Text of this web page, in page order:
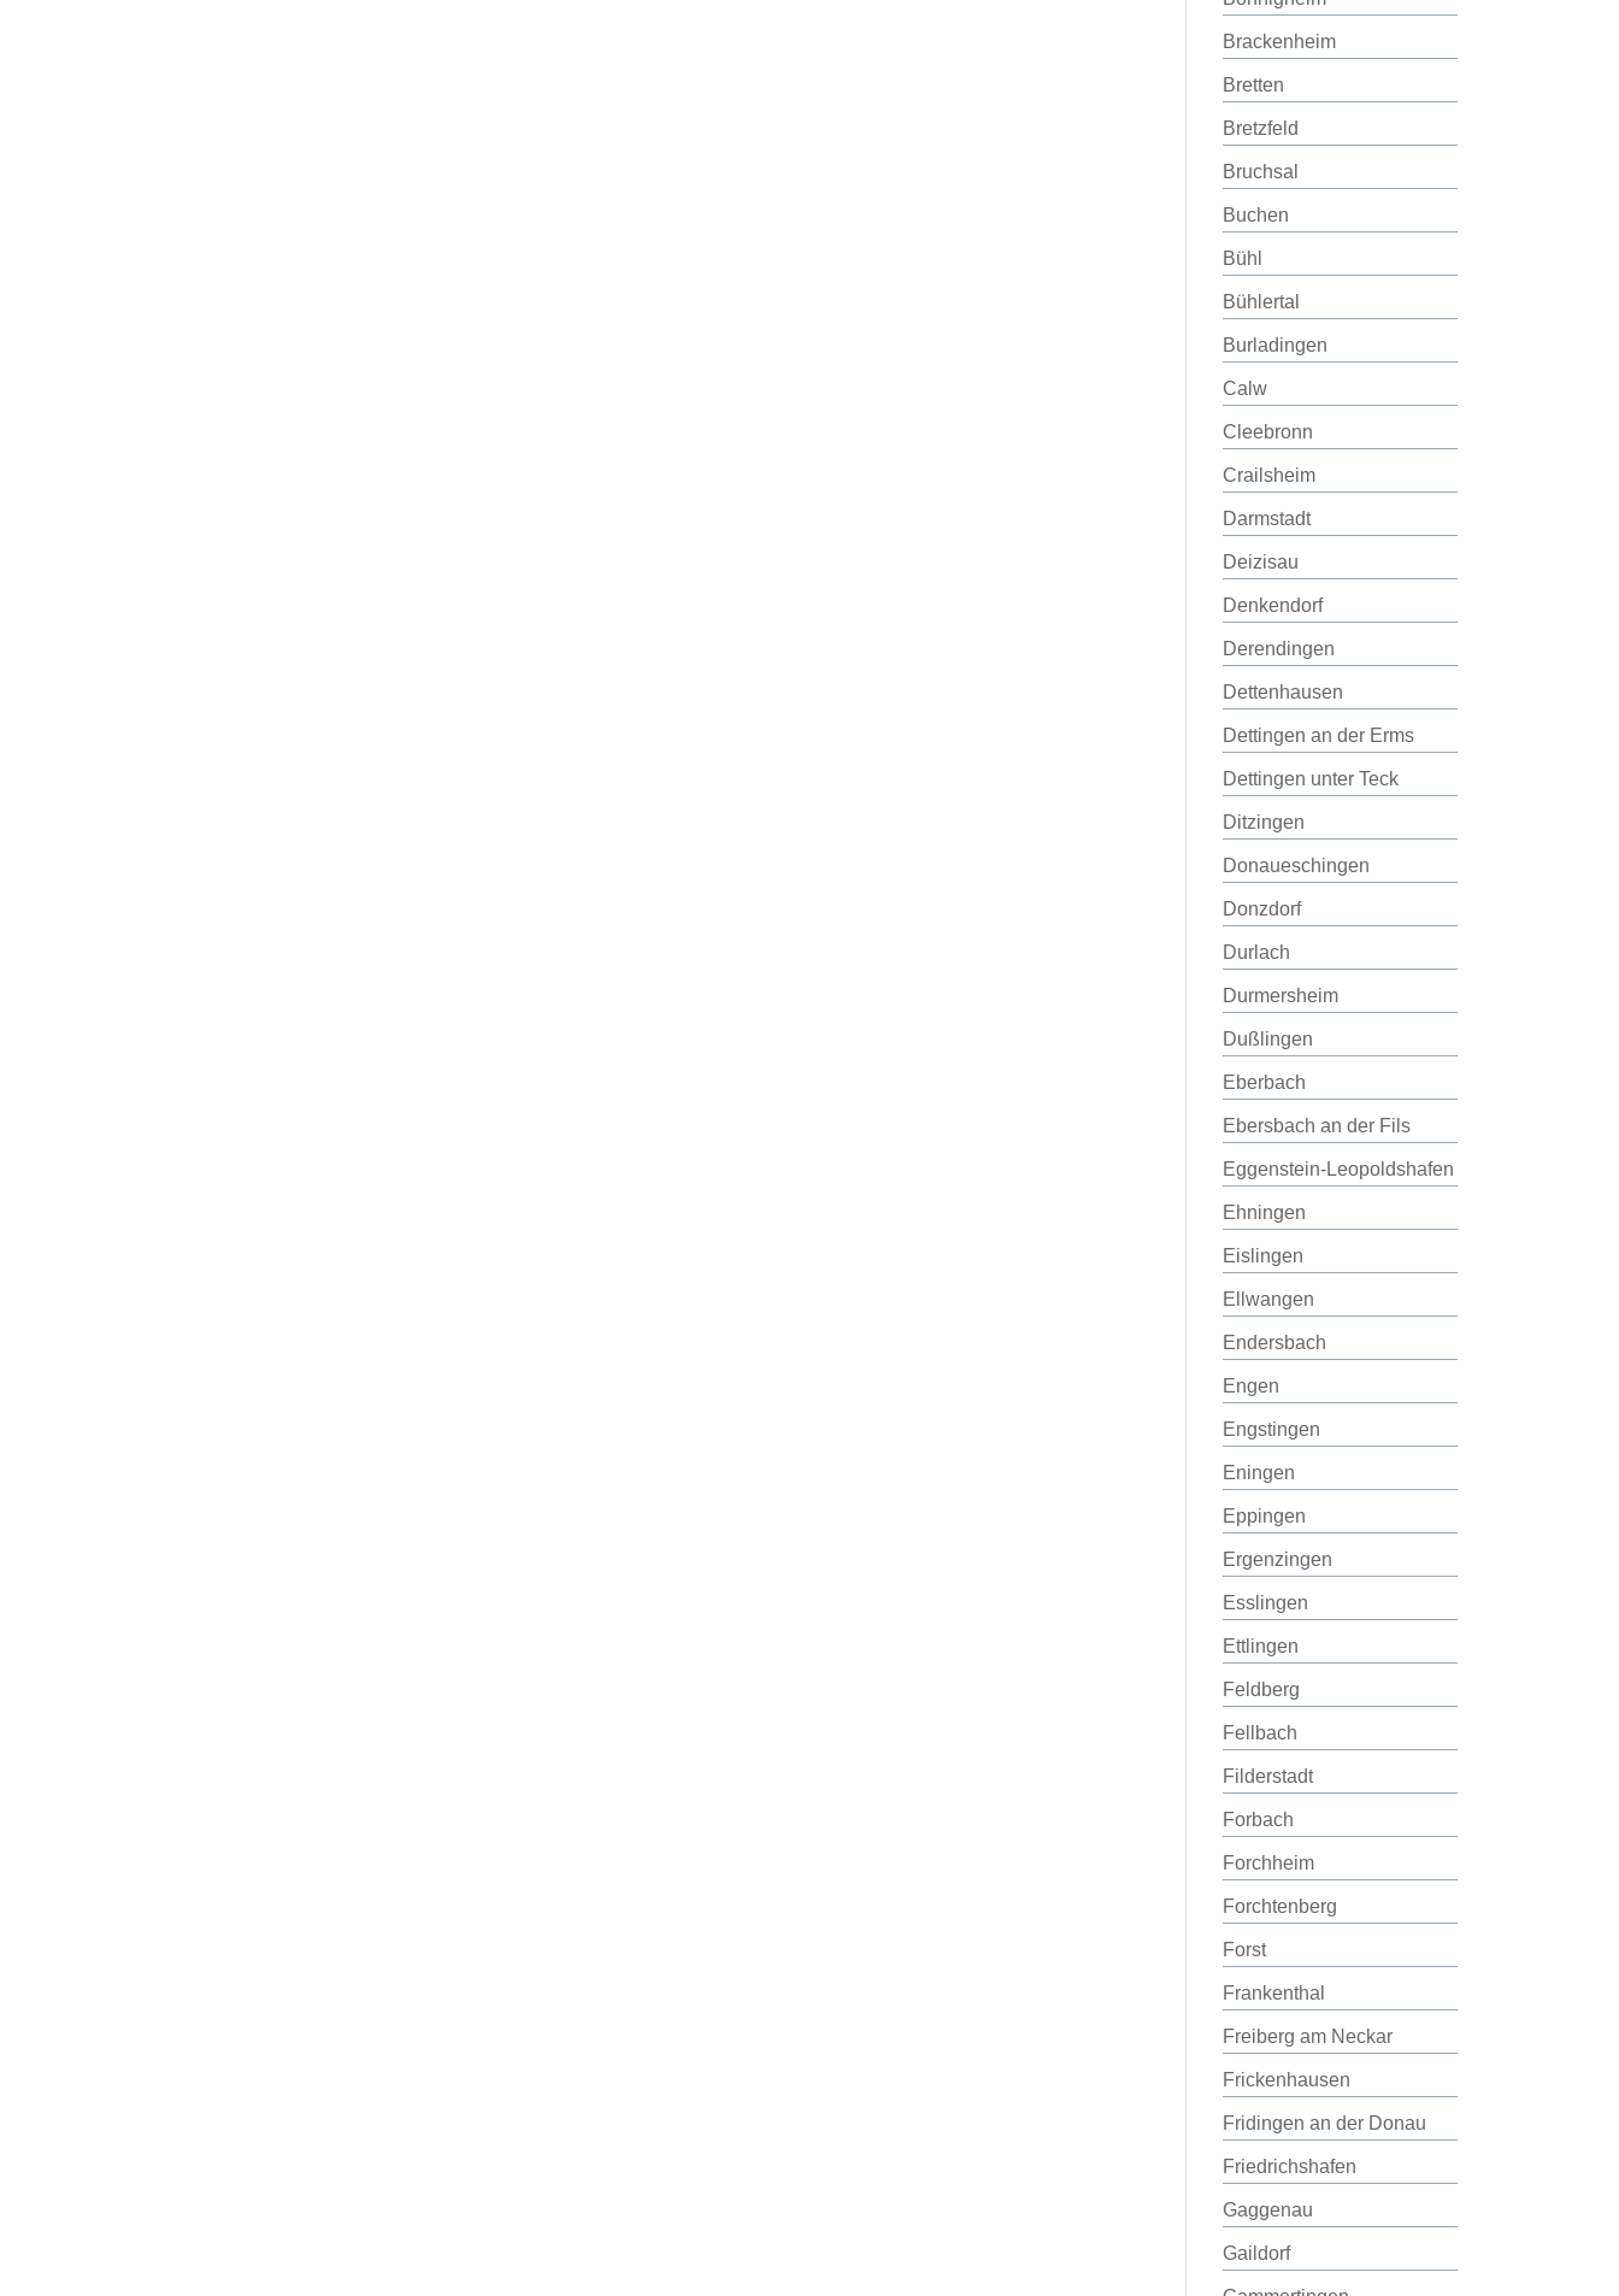
Brackenheim
Bretten
Bretzfeld
Bruchsal
Buchen
Bühl
Bühlertal
Burladingen
Calw
Cleebronn
Crailsheim
Darmstadt
Deizisau
Denkendorf
Derendingen
Dettenhausen
Dettingen an der Erms
Dettingen unter Teck
Ditzingen
Donaueschingen
Donzdorf
Durlach
Durmersheim
Dußlingen
Eberbach
Ebersbach an der Fils
Eggenstein-Leopoldshafen
Ehningen
Eislingen
Ellwangen
Endersbach
Engen
Engstingen
Eningen
Eppingen
Ergenzingen
Esslingen
Ettlingen
Feldberg
Fellbach
Filderstadt
Forbach
Forchheim
Forchtenberg
Forst
Frankenthal
Freiberg am Neckar
Frickenhausen
Fridingen an der Donau
Friedrichshafen
Gaggenau
Gaildorf